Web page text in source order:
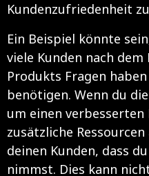
Kundenzufriedenheit
Ein Beispiel könnte
viele Kunden nach
Produkts Fragen
benötigen. Wenn du
um einen verbesserten
zusätzliche
deinen Kunden, dass
nimmst. Dies kann